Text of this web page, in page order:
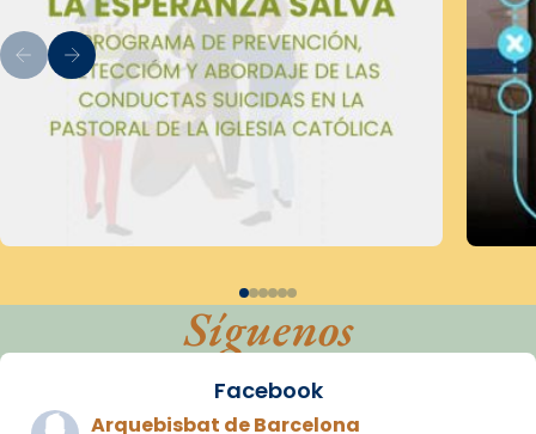
Síguenos
Facebook
Arquebisbat de Barcelona